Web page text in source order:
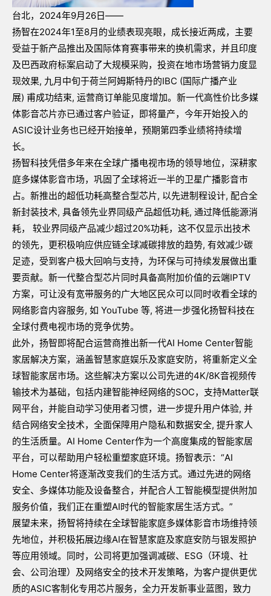
台北，2024年9月26日——
扬智在2024年1至8月的业绩表现亮眼，成长接近两成，主要
受益于新产品推出及国际体育赛事带来的换机需求，并且印度
及巴西政府标案启动了大规模采购，投资在地市场营销力度显
现效果, 九月中旬于荷兰阿姆斯特丹的IBC (国际广播产业
展) 甫成功结束, 运营商订单能见度增加。新一代高性价比多媒
体影音芯片亦已通过客户验证，即将量产，今年开始投入的
ASIC设计业务也已经开始接单，预期第四季业绩将持续增
长。
扬智科技凭借多年来在全球广播电视市场的领导地位，深耕家
庭多媒体影音市场，巩固了全球将近一半的卫星广播影音市
占。新推出的超低功耗高整合型芯片, 以先进制程设计, 配合全
新封装技术, 具备领先业界同级产品超低功耗, 通过降低能源消
耗， 较业界同级产品减少超过20%功耗，这不仅显示出技术
的领先，更积极响应供应链全球减碳排放的趋势, 有效减少碳
足迹，受到客户极大回响与支持，为环保与可持续发展做出重
要贡献。新一代整合型芯片同时具备高附加价值的云端IPTV
方案，可让没有宽带服务的广大地区民众可以同时收看全球的
网络影音内容服务, 如 YouTube 等, 将进一步强化扬智科技在
全球付费电视市场的竞争优势。
此外，扬智即将配合运营商推出新一代AI Home Center智能
家居解决方案，涵盖智慧家庭娱乐及家庭安防，将重新定义全
球智能家居市场。这些解决方案以公司先进的4K/8K音视频传
输技术为基础，包括内建智能神经网络的SOC，支持Matter联
网平台，并能自动学习使用者习惯，进一步提升用户体验, 并
结合网络安全技术，全面保障用户隐私和数据安全, 提升家人
的生活质量。AI Home Center作为一个高度集成的智能家居
平台，可以帮助用户轻松重塑家庭环境。扬智表示：“AI
Home Center将逐渐改变我们的生活方式。通过先进的网络
安全、多媒体功能及设备整合，并配合人工智能模型提供附加
服务价值，我们正在重塑AI时代的智能家居生活方式。”
展望未来，扬智将持续在全球智能家庭多媒体影音市场维持领
先地位，并积极拓展边缘AI在智慧家庭及家庭安防与银发照护
等应用领域。同时，公司将更加强调减碳、ESG（环境、社
会、公司治理）及网络安全的技术开发策略，为客户提供更优
质的ASIC客制化专用芯片服务，全力开发新事业蓝图，致力